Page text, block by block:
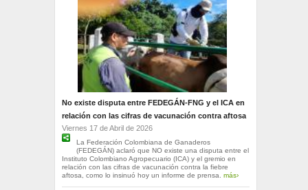
No existe disputa entre FEDEGÁN-FNG y el ICA en
relación con las cifras de vacunación contra aftosa
Viernes 17 de Abril de 2026
La Federación Colombiana de Ganaderos
(FEDEGÁN) aclaró que NO existe una disputa entre el
Instituto Colombiano Agropecuario (ICA) y el gremio en
relación con las cifras de vacunación contra la fiebre
aftosa, como lo insinuó hoy un informe de prensa. más›